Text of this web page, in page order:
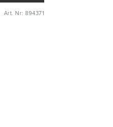
Art. Nr: 894371